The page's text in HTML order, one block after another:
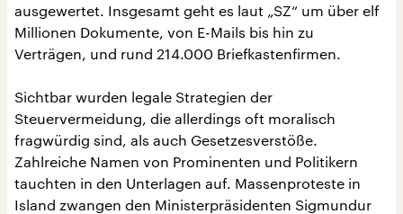
ausgewertet. Insgesamt geht es laut „SZ“ um über elf
Millionen Dokumente, von E-Mails bis hin zu
Verträgen, und rund 214.000 Briefkastenfirmen.
Sichtbar wurden legale Strategien der
Steuervermeidung, die allerdings oft moralisch
fragwürdig sind, als auch Gesetzesverstöße.
Zahlreiche Namen von Prominenten und Politikern
tauchten in den Unterlagen auf. Massenproteste in
Island zwangen den Ministerpräsidenten Sigmundur